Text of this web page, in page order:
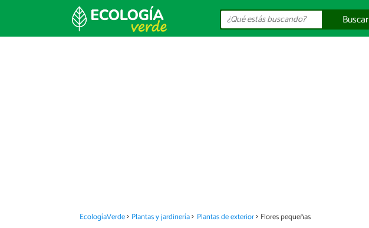
Buscar
EcologíaVerde Plantas y jardinería Plantas de exterior Flores pequeñas